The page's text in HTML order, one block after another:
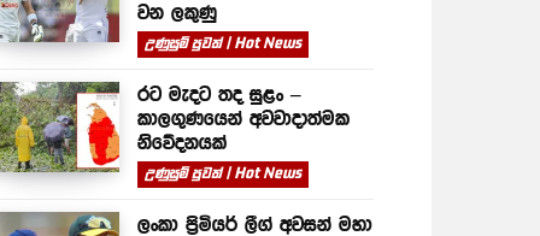
වන ලකුණු
උණුසුම් පුවත් | Hot News
රට මැදට තද සුළං –
කාලගුණයෙන් අවවාදාත්මක
නිවේදනයක්
උණුසුම් පුවත් | Hot News
ලංකා ප්‍රිමියර් ලීග් අවසන් මහා